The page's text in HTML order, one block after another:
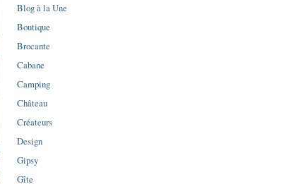
Blog à la Une
Boutique
Brocante
Cabane
Camping
Château
Créateurs
Design
Gipsy
Gîte